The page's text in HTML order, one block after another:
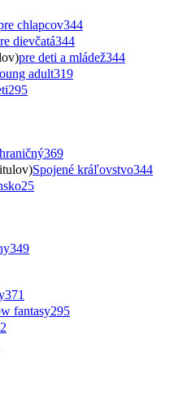
chlapcov344
dievčatá344
pre deti a mládež344
adult319
295
369
Spojené kráľovstvo344
25
349
371
fantasy295